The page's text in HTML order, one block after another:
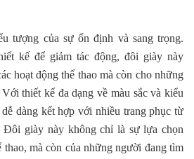
tượng của sự ổn định và sang trọng.
kế để giảm tác động, đôi giày này
hoạt động thể thao mà còn cho những
thiết kế đa dạng về màu sắc và kiểu
dàng kết hợp với nhiều trang phục từ
Đôi giày này không chỉ là sự lựa chọn
mà còn của những người đang tìm